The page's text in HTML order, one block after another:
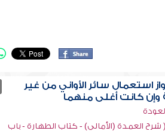
استعمال سائر الأواني من غير
كانت أغلى منهما
العمدة (الأمالي) - كتاب الطهارة - باب